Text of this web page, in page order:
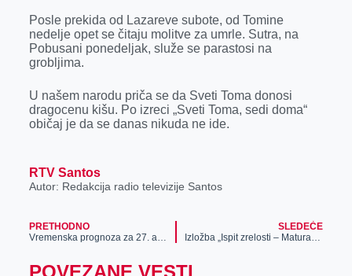
Posle prekida od Lazareve subote, od Tomine
nedelje opet se čitaju molitve za umrle. Sutra, na
Pobusani ponedeljak, služe se parastosi na
grobljima.
U našem narodu priča se da Sveti Toma donosi
dragocenu kišu. Po izreci „Sveti Toma, sedi doma“
običaj je da se danas nikuda ne ide.
RTV Santos
Autor: Redakcija radio televizije Santos
PRETHODNO
Vremenska prognoza za 27. april
SLEDEĆE
Izložba „Ispit zrelosti – Maturanti vojvođanskih gimnazija od polovine 19. veka do 60-ih godina 20. veka“